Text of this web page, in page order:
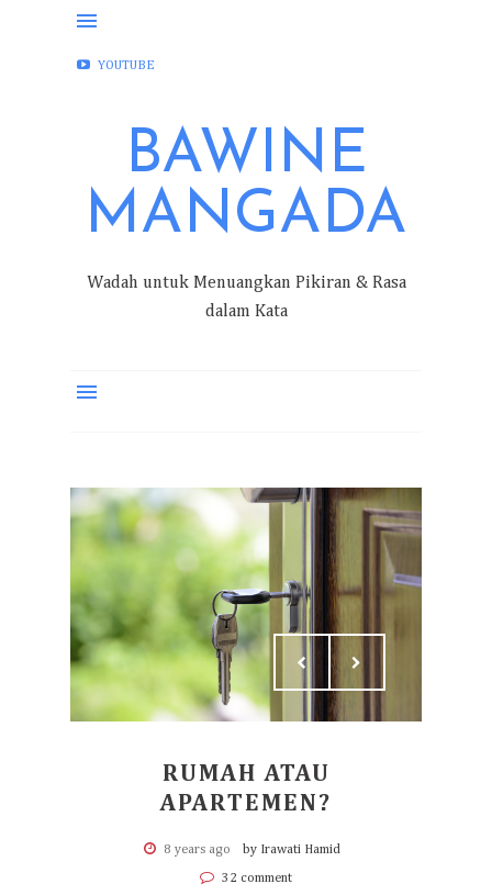
FACEBOOK
YOUTUBE
BAWINE
MANGADA
Wadah untuk Menuangkan Pikiran & Rasa
dalam Kata
RUMAH ATAU
APARTEMEN?
8 years ago by Irawati Hamid
32 comment